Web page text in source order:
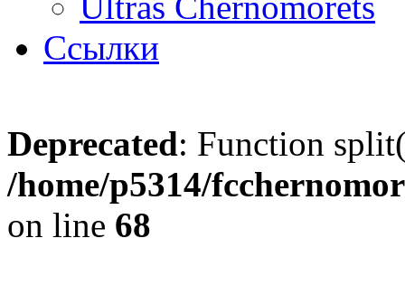
Ссылки
Deprecated: Function
/home/p5314/
on line 68